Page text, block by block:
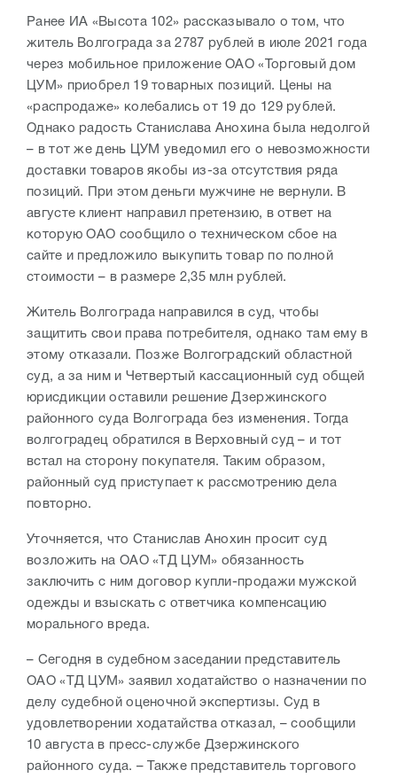
Ранее ИА «Высота 102» рассказывало о том, что
житель Волгограда за 2787 рублей в июле 2021 года
через мобильное приложение ОАО «Торговый дом
ЦУМ» приобрел 19 товарных позиций. Цены на
«распродаже» колебались от 19 до 129 рублей.
Однако радость Станислава Анохина была недолгой
– в тот же день ЦУМ уведомил его о невозможности
доставки товаров якобы из-за отсутствия ряда
позиций. При этом деньги мужчине не вернули. В
августе клиент направил претензию, в ответ на
которую ОАО сообщило о техническом сбое на
сайте и предложило выкупить товар по полной
стоимости – в размере 2,35 млн рублей.
Житель Волгограда направился в суд, чтобы
защитить свои права потребителя, однако там ему в
этому отказали. Позже Волгоградский областной
суд, а за ним и Четвертый кассационный суд общей
юрисдикции оставили решение Дзержинского
районного суда Волгограда без изменения. Тогда
волгоградец обратился в Верховный суд – и тот
встал на сторону покупателя. Таким образом,
районный суд приступает к рассмотрению дела
повторно.
Уточняется, что Станислав Анохин просит суд
возложить на ОАО «ТД ЦУМ» обязанность
заключить с ним договор купли-продажи мужской
одежды и взыскать с ответчика компенсацию
морального вреда.
– Сегодня в судебном заседании представитель
ОАО «ТД ЦУМ» заявил ходатайство о назначении по
делу судебной оценочной экспертизы. Суд в
удовлетворении ходатайства отказал, – сообщили
10 августа в пресс-службе Дзержинского
районного суда. – Также представитель торгового